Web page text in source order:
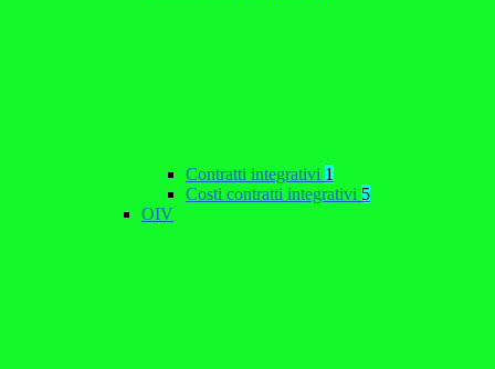
Contratti integrativi 1
Costi contratti integrativi 5
OIV